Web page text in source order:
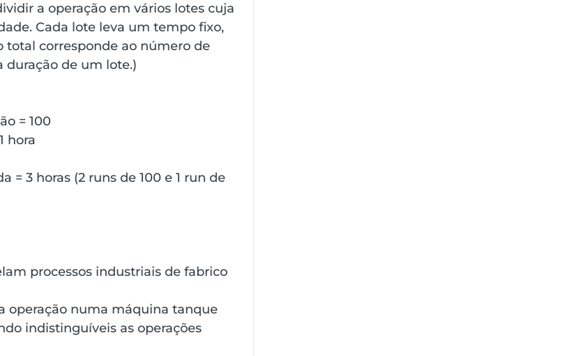
a operação em vários lotes cuja
Cada lote leva um tempo fixo,
total corresponde ao número de
duração de um lote.)
= 100
hora
= 3 horas (2 runs de 100 e 1 run de
processos industriais de fabrico
operação numa máquina tanque
indistinguíveis as operações